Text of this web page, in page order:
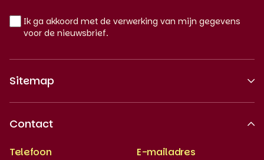
Ik ga akkoord met de verwerking van mijn gegevens
voor de nieuwsbrief.
Sitemap
Contact
Telefoon E-mailadres